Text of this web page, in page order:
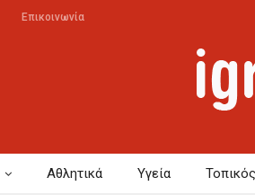
Επικοινωνία
Αθλητικά Υγεία